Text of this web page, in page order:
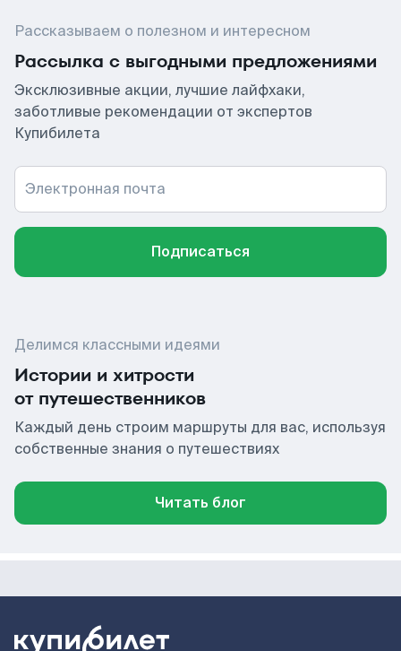
Рассказываем о полезном и интересном
Рассылка с выгодными предложениями
Эксклюзивные акции, лучшие лайфхаки,
заботливые рекомендации от экспертов
Купибилета
Электронная почта
Подписаться
Делимся классными идеями
Истории и хитрости
от путешественников
Каждый день строим маршруты для вас, используя
собственные знания о путешествиях
Читать блог